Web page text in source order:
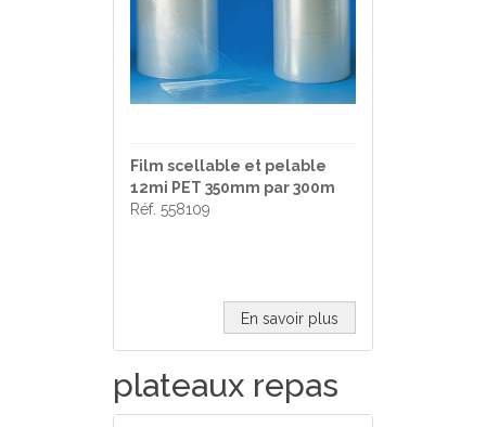
Film scellable et pelable
12mi PET 350mm par 300m
Réf. 558109
En savoir plus
plateaux repas